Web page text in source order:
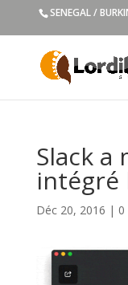
SENEGAL /
Slack a
intégré
Déc 20, 2016 |